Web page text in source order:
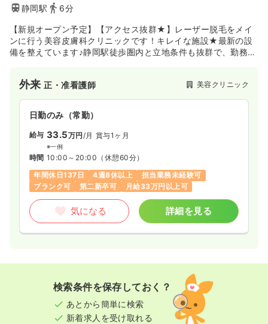
静岡駅
6分
【新規オープン予定】【アクセス抜群★】レーザー脱毛をメイ
ンに行う美容皮膚科クリニックです！キレイな施設★最新の設
備を整えています♪静岡駅徒歩圏内と立地条件も抜群で、勤務し
外来正・准看護師 美容クリニック
日勤のみ（常勤）
給与 33.5万円/月 賞与1ヶ月
※一例
時間 10:00～20:00 （休憩60分）
年間休日137日
4週8休以上
担当業務未経験可
ブランク可
第二新卒可 月給33万円以上可
気になる 詳細を見る
検索条件を保存しておく？
あとから簡単に検索
新着求人を受け取れる